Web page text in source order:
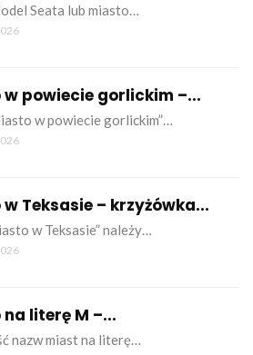
Seata lub miasto…
powiecie gorlickim –...
w powiecie gorlickim”…
Teksasie – krzyżówka...
w Teksasie” należy…
literę M –...
nazw miast na literę…